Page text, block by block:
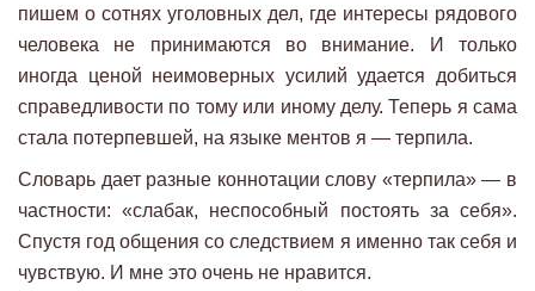
пишем о сотнях уголовных дел, где интересы рядового
человека не принимаются во внимание. И только
иногда ценой неимоверных усилий удается добиться
справедливости по тому или иному делу. Теперь я сама
стала потерпевшей, на языке ментов я — терпила.
Словарь дает разные коннотации слову «терпила» — в
частности: «слабак, неспособный постоять за себя».
Спустя год общения со следствием я именно так себя и
чувствую. И мне это очень не нравится.